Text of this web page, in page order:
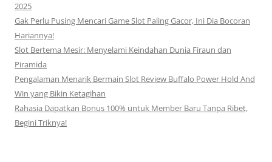
2025
Gak Perlu Pusing Mencari Game Slot Paling Gacor, Ini Dia Bocoran
Hariannya!
Slot Bertema Mesir: Menyelami Keindahan Dunia Firaun dan
Piramida
Pengalaman Menarik Bermain Slot Review Buffalo Power Hold And
Win yang Bikin Ketagihan
Rahasia Dapatkan Bonus 100% untuk Member Baru Tanpa Ribet,
Begini Triknya!